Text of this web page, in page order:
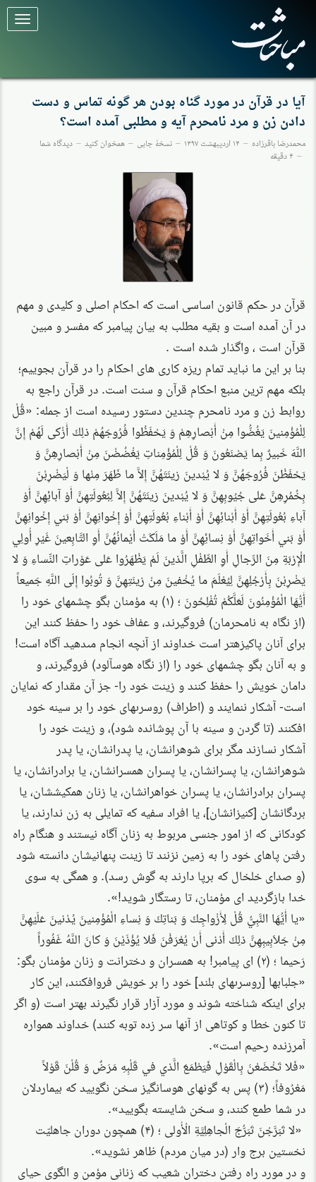
برای
تغییر
کنید
آیا در قرآن در مورد گناه بودن هر گونه تماس و دست
دادن زن و مرد نامحرم آیه و مطلبی آمده است؟
محمدرضا باقرزاده ۱۴ اردیبهشت ۱۳۹۷ نسخهٔ چاپی همخوان کنید
دیدگاه شما
۴ دقیقه
قرآن در حکم قانون اساسی است که احکام اصلی و کلیدی و مهم
در آن آمده است و بقیه مطلب به بیان پیامبر که مفسر و مبین
قرآن است ، واگذار شده است .
بنا بر این ما نباید تمام ریزه کاری های احکام را در قرآن بجوییم؛
بلکه مهم ترین منبع احکام قرآن و سنت است. در قرآن راجع به
روابط زن و مرد نامحرم چندین دستور رسیده است از جمله: «قُلْ
لِلْمُؤْمِنينَ يَغُضُّوا مِنْ أَبْصارِهِمْ وَ يَحْفَظُوا فُرُوجَهُمْ ذلِكَ أَزْكى‏ لَهُمْ إِنَّ
اللَّهَ خَبيرٌ بِما يَصْنَعُونَ وَ قُلْ لِلْمُؤْمِناتِ يَغْضُضْنَ مِنْ أَبْصارِهِنَّ وَ
يَحْفَظْنَ فُرُوجَهُنَّ وَ لا يُبْدينَ زينَتَهُنَّ إِلاَّ ما ظَهَرَ مِنْها وَ لْيَضْرِبْنَ
بِخُمُرِهِنَّ عَلى‏ جُيُوبِهِنَّ وَ لا يُبْدينَ زينَتَهُنَّ إِلاَّ لِبُعُولَتِهِنَّ أَوْ آبائِهِنَّ أَوْ
آباءِ بُعُولَتِهِنَّ أَوْ أَبْنائِهِنَّ أَوْ أَبْناءِ بُعُولَتِهِنَّ أَوْ إِخْوانِهِنَّ أَوْ بَني‏ إِخْوانِهِنَّ
أَوْ بَني‏ أَخَواتِهِنَّ أَوْ نِسائِهِنَّ أَوْ ما مَلَكَتْ أَيْمانُهُنَّ أَوِ التَّابِعينَ غَيْرِ أُولِي
الْإِرْبَةِ مِنَ الرِّجالِ أَوِ الطِّفْلِ الَّذينَ لَمْ يَظْهَرُوا عَلى‏ عَوْراتِ النِّساءِ وَ لا
يَضْرِبْنَ بِأَرْجُلِهِنَّ لِيُعْلَمَ ما يُخْفينَ مِنْ زينَتِهِنَّ وَ تُوبُوا إِلَى اللَّهِ جَميعاً
أَيُّهَا الْمُؤْمِنُونَ لَعَلَّكُمْ تُفْلِحُونَ ؛ (۱) به مؤمنان بگو چشمهاى خود را
(از نگاه به نامحرمان) فروگيرند، و عفاف خود را حفظ كنند اين
براى آنان پاكيزه‏تر است خداوند از آنچه انجام مى‏دهيد آگاه است!
و به آنان بگو چشمهاى خود را (از نگاه هوس‏آلود) فروگيرند، و
دامان خويش را حفظ كنند و زينت خود را- جز آن مقدار كه نمايان
است- آشكار ننمايند و (اطراف) روسرى‏هاى خود را بر سينه خود
افكنند (تا گردن و سينه با آن پوشانده شود)، و زينت خود را
آشكار نسازند مگر براى شوهرانشان، يا پدرانشان، يا پدر
شوهرانشان، يا پسرانشان، يا پسران همسرانشان، يا برادرانشان، يا
پسران برادرانشان، يا پسران خواهرانشان، يا زنان هم‏كيششان، يا
بردگانشان [كنيزانشان‏]، يا افراد سفيه كه تمايلى به زن ندارند، يا
كودكانى كه از امور جنسى مربوط به زنان آگاه نيستند و هنگام راه
رفتن پاهاى خود را به زمين نزنند تا زينت پنهانيشان دانسته شود
(و صداى خلخال كه برپا دارند به گوش رسد). و همگى به سوى
خدا بازگرديد اى مؤمنان، تا رستگار شويد!».
«يا أَيُّهَا النَّبِيُّ قُلْ لِأَزْواجِكَ وَ بَناتِكَ وَ نِساءِ الْمُؤْمِنينَ يُدْنينَ عَلَيْهِنَّ
مِنْ جَلاَبِيبِهِنَّ ذلِكَ أَدْنى‏ أَنْ يُعْرَفْنَ فَلا يُؤْذَيْنَ وَ كانَ اللَّهُ غَفُوراً
رَحيما ؛ (۲) اى پيامبر! به همسران و دخترانت و زنان مؤمنان بگو:
«جلبابها [روسرى‏هاى بلند] خود را بر خويش فروافكنند، اين كار
براى اينكه شناخته شوند و مورد آزار قرار نگيرند بهتر است (و اگر
تا كنون خطا و كوتاهى از آنها سر زده توبه كنند) خداوند همواره
آمرزنده رحيم است».
«فَلا تَخْضَعْنَ بِالْقَوْلِ فَيَطْمَعَ الَّذي في‏ قَلْبِهِ مَرَضٌ وَ قُلْنَ قَوْلاً
مَعْرُوفاً؛ (۳) پس به گونه‏اى هوس‏انگيز سخن نگوييد كه بيماردلان
در شما طمع كنند، و سخن شايسته بگوييد».
َ «لا تَبَرَّجْنَ تَبَرُّجَ الْجاهِلِيَّةِ الْأُولى‏ ؛ (۴) همچون دوران جاهليّت
نخستين برج وار (در ميان مردم) ظاهر نشويد».
و در مورد راه رفتن دختران شعیب که زنانی مؤمن و الگوی حیای